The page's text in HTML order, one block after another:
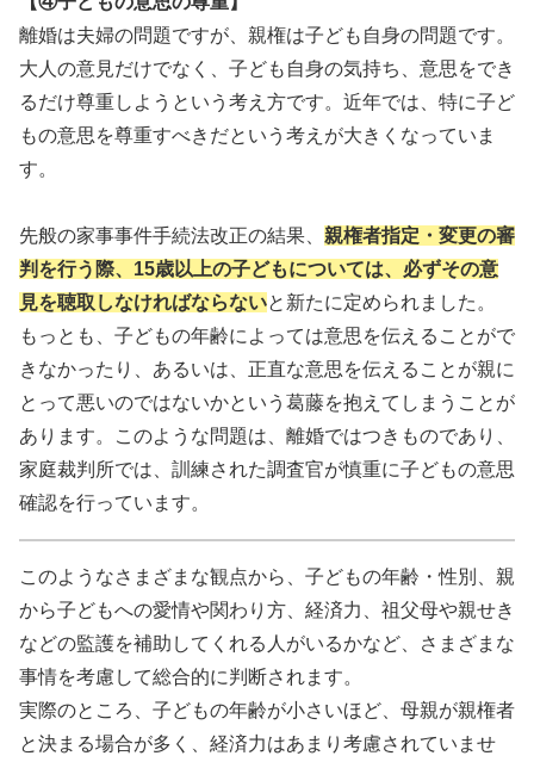
離婚は夫婦の問題ですが、親権は子ども自身の問題です。
大人の意見だけでなく、子ども自身の気持ち、意思をでき
るだけ尊重しようという考え方です。近年では、特に子ど
もの意思を尊重すべきだという考えが大きくなっていま
す。
先般の家事事件手続法改正の結果、 親権者指定・変更の審
判を行う際、15歳以上の子どもについては、必ずその意
見を聴取しなければならないと新たに定められました。
もっとも、子どもの年齢によっては意思を伝えることがで
きなかったり、あるいは、正直な意思を伝えることが親に
とって悪いのではないかという葛藤を抱えてしまうことが
あります。このような問題は、離婚ではつきものであり、
家庭裁判所では、訓練された調査官が慎重に子どもの意思
確認を行っています。
このようなさまざまな観点から、子どもの年齢・性別、親
から子どもへの愛情や関わり方、経済力、祖父母や親せき
などの監護を補助してくれる人がいるかなど、さまざまな
事情を考慮して総合的に判断されます。
実際のところ、子どもの年齢が小さいほど、母親が親権者
と決まる場合が多く、経済力はあまり考慮されていませ